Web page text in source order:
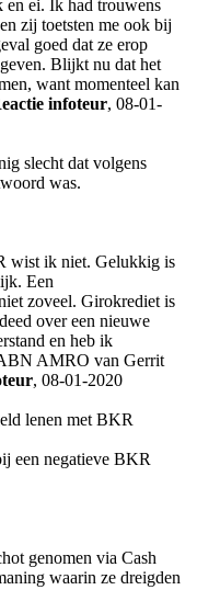
ei. Ik had trouwens
zij toetsten me ook bij
goed dat ze erop
Blijkt nu dat het
want momenteel kan
infoteur, 08-01-
slecht dat volgens
was.
wist ik niet. Gelukkig is
Een
zoveel. Girokrediet is
over een nieuwe
en heb ik
AMRO van Gerrit
, 08-01-2020
lenen met BKR
een negatieve BKR
genomen via Cash
waarin ze dreigden